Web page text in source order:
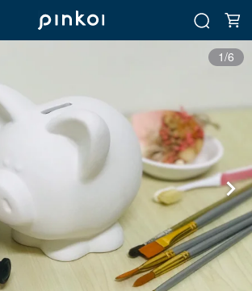
1/6